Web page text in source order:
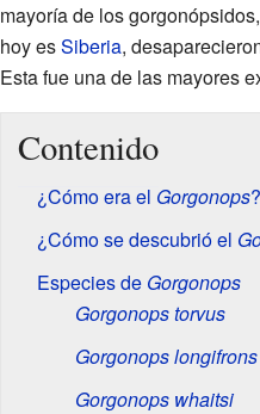
mayoría de los
hoy esSiberia,
Esta fue una de las mayores
Contenido
¿Cómo era el Gorgonops?
¿Cómo se descubrió el
Especies de Gorgonops
Gorgonops torvus
Gorgonops longifrons
Gorgonops whaitsi